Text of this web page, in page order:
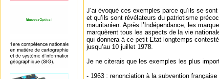
J’ai évoqué ces exemples parce qu’ils se
et qu’ils sont révélateurs du patriotisme
mauritanien. Après l’Indépendance, les
marquèrent tous les aspects de la vie
qui donnera à ce petit Etat longtemps contesté
jusqu’au 10 juillet 1978.
Je ne citerais que les exemples les plus
- 1963 : renonciation à la subvention française